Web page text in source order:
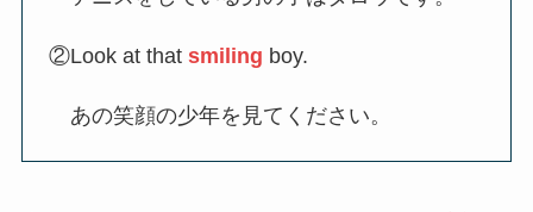
②Look at thatsmiling boy.
あの笑顔の少年を見てください。